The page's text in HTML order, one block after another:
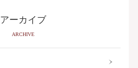
アーカイブ
ARCHIVE